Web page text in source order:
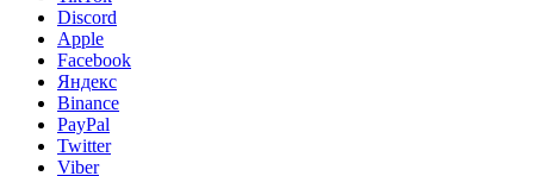
Discord
Apple
Facebook
Яндекс
Binance
PayPal
Twitter
Viber